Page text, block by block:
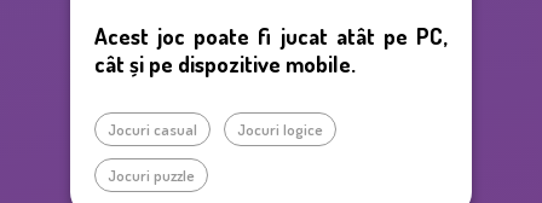
Acest joc poate fi jucat atât pe PC,
cât și pe dispozitive mobile.
Jocuri casual Jocuri logice
Jocuri puzzle